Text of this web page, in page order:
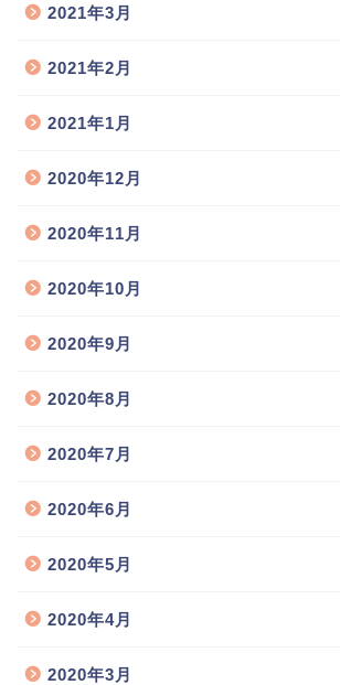
2021年3月
2021年2月
2021年1月
2020年12月
2020年11月
2020年10月
2020年9月
2020年8月
2020年7月
2020年6月
2020年5月
2020年4月
2020年3月